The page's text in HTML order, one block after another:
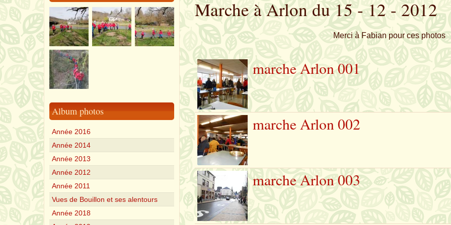
Album photos
Année 2016
Année 2014
Année 2013
Année 2012
Année 2011
Vues de Bouillon et ses alentours
Année 2018
Marche à Arlon du 15 - 12 - 2012
Merci à Fabian pour ces
marche Arlon 001
marche Arlon 002
marche Arlon 003